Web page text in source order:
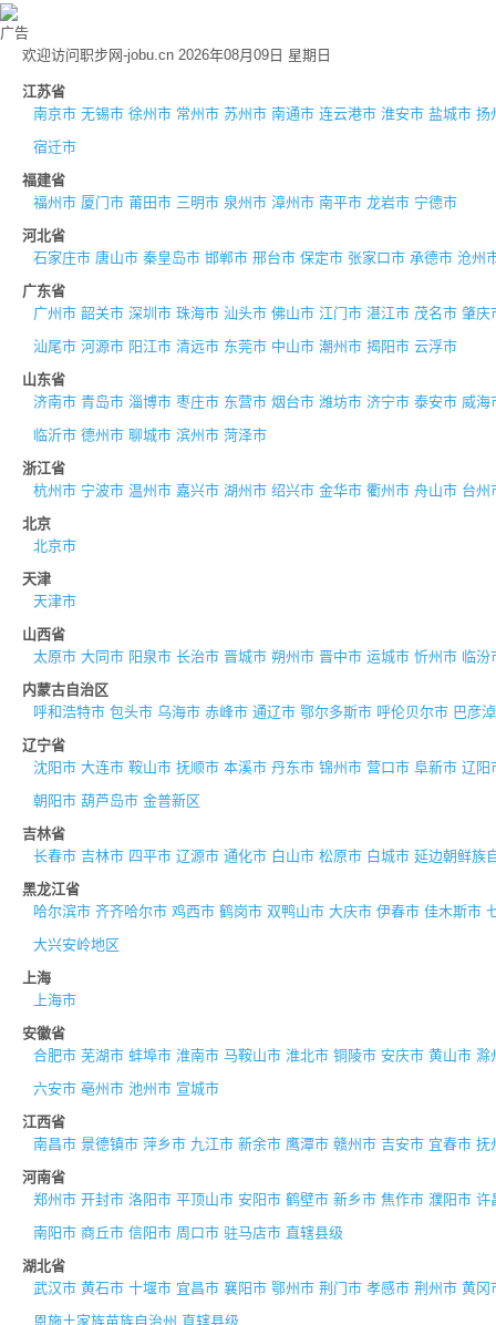
广告
欢迎访问职步网-jobu.cn 2026年08月09日 星期日
江苏省
南京市 无锡市 徐州市 常州市 苏州市 南通市 连云港市 淮安市 盐城市 扬
宿迁市
福建省
福州市 厦门市 莆田市 三明市 泉州市 漳州市 南平市 龙岩市 宁德市
河北省
石家庄市 唐山市 秦皇岛市 邯郸市 邢台市 保定市 张家口市 承德市 沧州
广东省
广州市 韶关市 深圳市 珠海市 汕头市 佛山市 江门市 湛江市 茂名市 肇庆
汕尾市 河源市 阳江市 清远市 东莞市 中山市 潮州市 揭阳市 云浮市
山东省
济南市 青岛市 淄博市 枣庄市 东营市 烟台市 潍坊市 济宁市 泰安市 威海
临沂市 德州市 聊城市 滨州市 菏泽市
浙江省
杭州市 宁波市 温州市 嘉兴市 湖州市 绍兴市 金华市 衢州市 舟山市 台州
北京
北京市
天津
天津市
山西省
太原市 大同市 阳泉市 长治市 晋城市 朔州市 晋中市 运城市 忻州市 临汾
内蒙古自治区
呼和浩特市 包头市 乌海市 赤峰市 通辽市 鄂尔多斯市 呼伦贝尔市 巴彦
辽宁省
沈阳市 大连市 鞍山市 抚顺市 本溪市 丹东市 锦州市 营口市 阜新市 辽阳
朝阳市 葫芦岛市 金普新区
吉林省
长春市 吉林市 四平市 辽源市 通化市 白山市 松原市 白城市 延边朝鲜族
黑龙江省
哈尔滨市 齐齐哈尔市 鸡西市 鹤岗市 双鸭山市 大庆市 伊春市 佳木斯市
大兴安岭地区
上海
上海市
安徽省
合肥市 芜湖市 蚌埠市 淮南市 马鞍山市 淮北市 铜陵市 安庆市 黄山市 滁
六安市 亳州市 池州市 宣城市
江西省
南昌市 景德镇市 萍乡市 九江市 新余市 鹰潭市 赣州市 吉安市 宜春市 抚
河南省
郑州市 开封市 洛阳市 平顶山市 安阳市 鹤壁市 新乡市 焦作市 濮阳市 许
南阳市 商丘市 信阳市 周口市 驻马店市 直辖县级
湖北省
武汉市 黄石市 十堰市 宜昌市 襄阳市 鄂州市 荆门市 孝感市 荆州市 黄冈
恩施土家族苗族自治州 直辖县级